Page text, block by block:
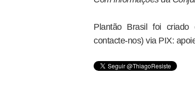
Plantão Brasil foi
contacte-nos) via PIX: